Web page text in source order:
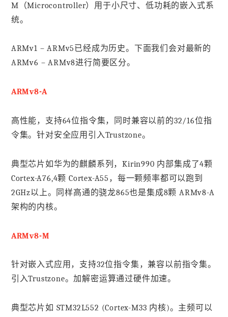
M（Microcontroller）用于小尺寸、低功耗的嵌入式系
统。
ARMv1 – ARMv5已经成为历史。下面我们会对最新的
ARMv6 – ARMv8进行简要区分。
ARMv8-A
高性能，支持64位指令集，同时兼容以前的32/16位指
令集。针对安全应用引入Trustzone。
典型芯片如华为的麒麟系列，Kirin990 内部集成了4颗
Cortex-A76,4颗 Cortex-A55，每一颗频率都可以跑到
2GHz以上。同样高通的骁龙865也是集成8颗 ARMv8-A
架构的内核。
ARMv8-M
针对嵌入式应用，支持32位指令集，兼容以前指令集。
引入Trustzone。加解密运算通过硬件加速。
典型芯片如 STM32L552 (Cortex-M33 内核)。主频可以